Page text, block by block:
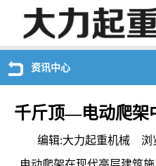
资讯中心
千斤顶—电动爬架
编辑:大力起重机械 浏